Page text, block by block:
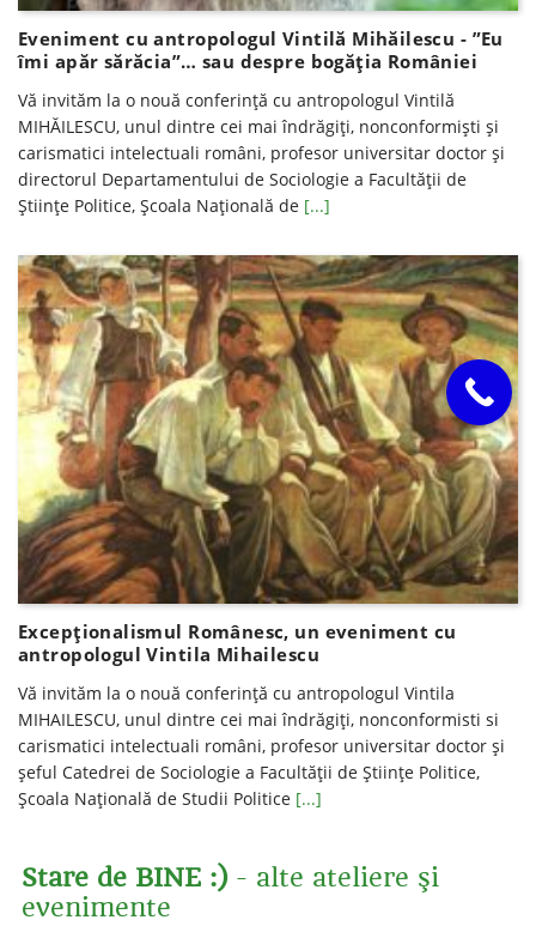
Eveniment cu antropologul Vintilă Mihăilescu - ”Eu
îmi apăr sărăcia”… sau despre bogăţia României
Vă invităm la o nouă conferinţă cu antropologul Vintilă
MIHĂILESCU, unul dintre cei mai îndrăgiţi, nonconformişti şi
carismatici intelectuali români, profesor universitar doctor şi
directorul Departamentului de Sociologie a Facultăţii de
Ştiinţe Politice, Şcoala Naţională de [...]
Excepționalismul Românesc, un eveniment cu
antropologul Vintila Mihailescu
Vă invităm la o nouă conferinţă cu antropologul Vintila
MIHAILESCU, unul dintre cei mai îndrăgiţi, nonconformisti si
carismatici intelectuali români, profesor universitar doctor şi
şeful Catedrei de Sociologie a Facultăţii de Ştiinţe Politice,
Şcoala Naţională de Studii Politice [...]
Stare de BINE :)- alte ateliere şi
evenimente